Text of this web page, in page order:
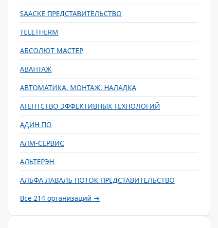
SAACKE ПРЕДСТАВИТЕЛЬСТВО
TELETHERM
АБСОЛЮТ МАСТЕР
АВАНТАЖ
АВТОМАТИКА. МОНТАЖ. НАЛАДКА
АГЕНТСТВО ЭФФЕКТИВНЫХ ТЕХНОЛОГИЙ
АДИН ПО
АЛМ-СЕРВИС
АЛЬТЕРЭН
АЛЬФА ЛАВАЛЬ ПОТОК ПРЕДСТАВИТЕЛЬСТВО
Все 214 организаций →